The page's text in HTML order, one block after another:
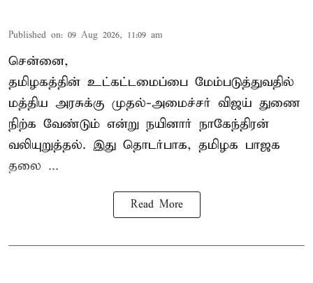
Published on: 09 Aug 2026, 11:09 am
சென்னை,
தமிழகத்தின் உட்கட்டமைப்பை மேம்படுத்துவதில்
மத்திய அரசுக்கு முதல்-அமைச்சர் விஜய் துணை
நிற்க வேண்டும் என்று நயினார் நாகேந்திரன்
வலியுறுத்தல். இது தொடர்பாக, தமிழக பாஜக
தலை ...
Read More